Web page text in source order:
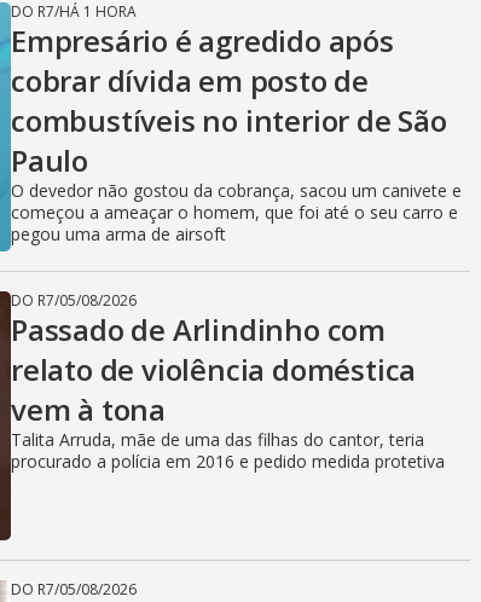
DO R7/HÁ 1 HORA
Empresário é agredido após
cobrar dívida em posto de
combustíveis no interior de São
Paulo
O devedor não gostou da cobrança, sacou um canivete e
começou a ameaçar o homem, que foi até o seu carro e
pegou uma arma de airsoft
DO R7/05/08/2026
Passado de Arlindinho com
relato de violência doméstica
vem à tona
Talita Arruda, mãe de uma das filhas do cantor, teria
procurado a polícia em 2016 e pedido medida protetiva
DO R7/05/08/2026